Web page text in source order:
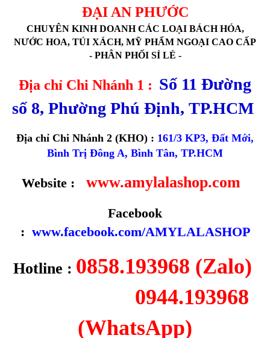
ĐẠI AN PHƯỚC
CHUYÊN KINH DOANH CÁC LOẠI BÁCH HÓA,
NƯỚC HOA, TÚI XÁCH, MỸ PHẨM NGOẠI CAO CẤP
- PHÂN PHỐI SỈ LẺ -
Địa chỉ Chi Nhánh 1 : Số 11 Đường
số 8, Phường Phú Định, TP.HCM
Địa chỉ Chi Nhánh 2 (KHO) : 161/3 KP3, Đất Mới,
Bình Trị Đông A, Bình Tân, TP.HCM
Website : www.amylalashop.com
Facebook
: www.facebook.com/AMYLALASHOP
Hotline : 0858.193968 (Zalo)
0944.193968
(WhatsApp)